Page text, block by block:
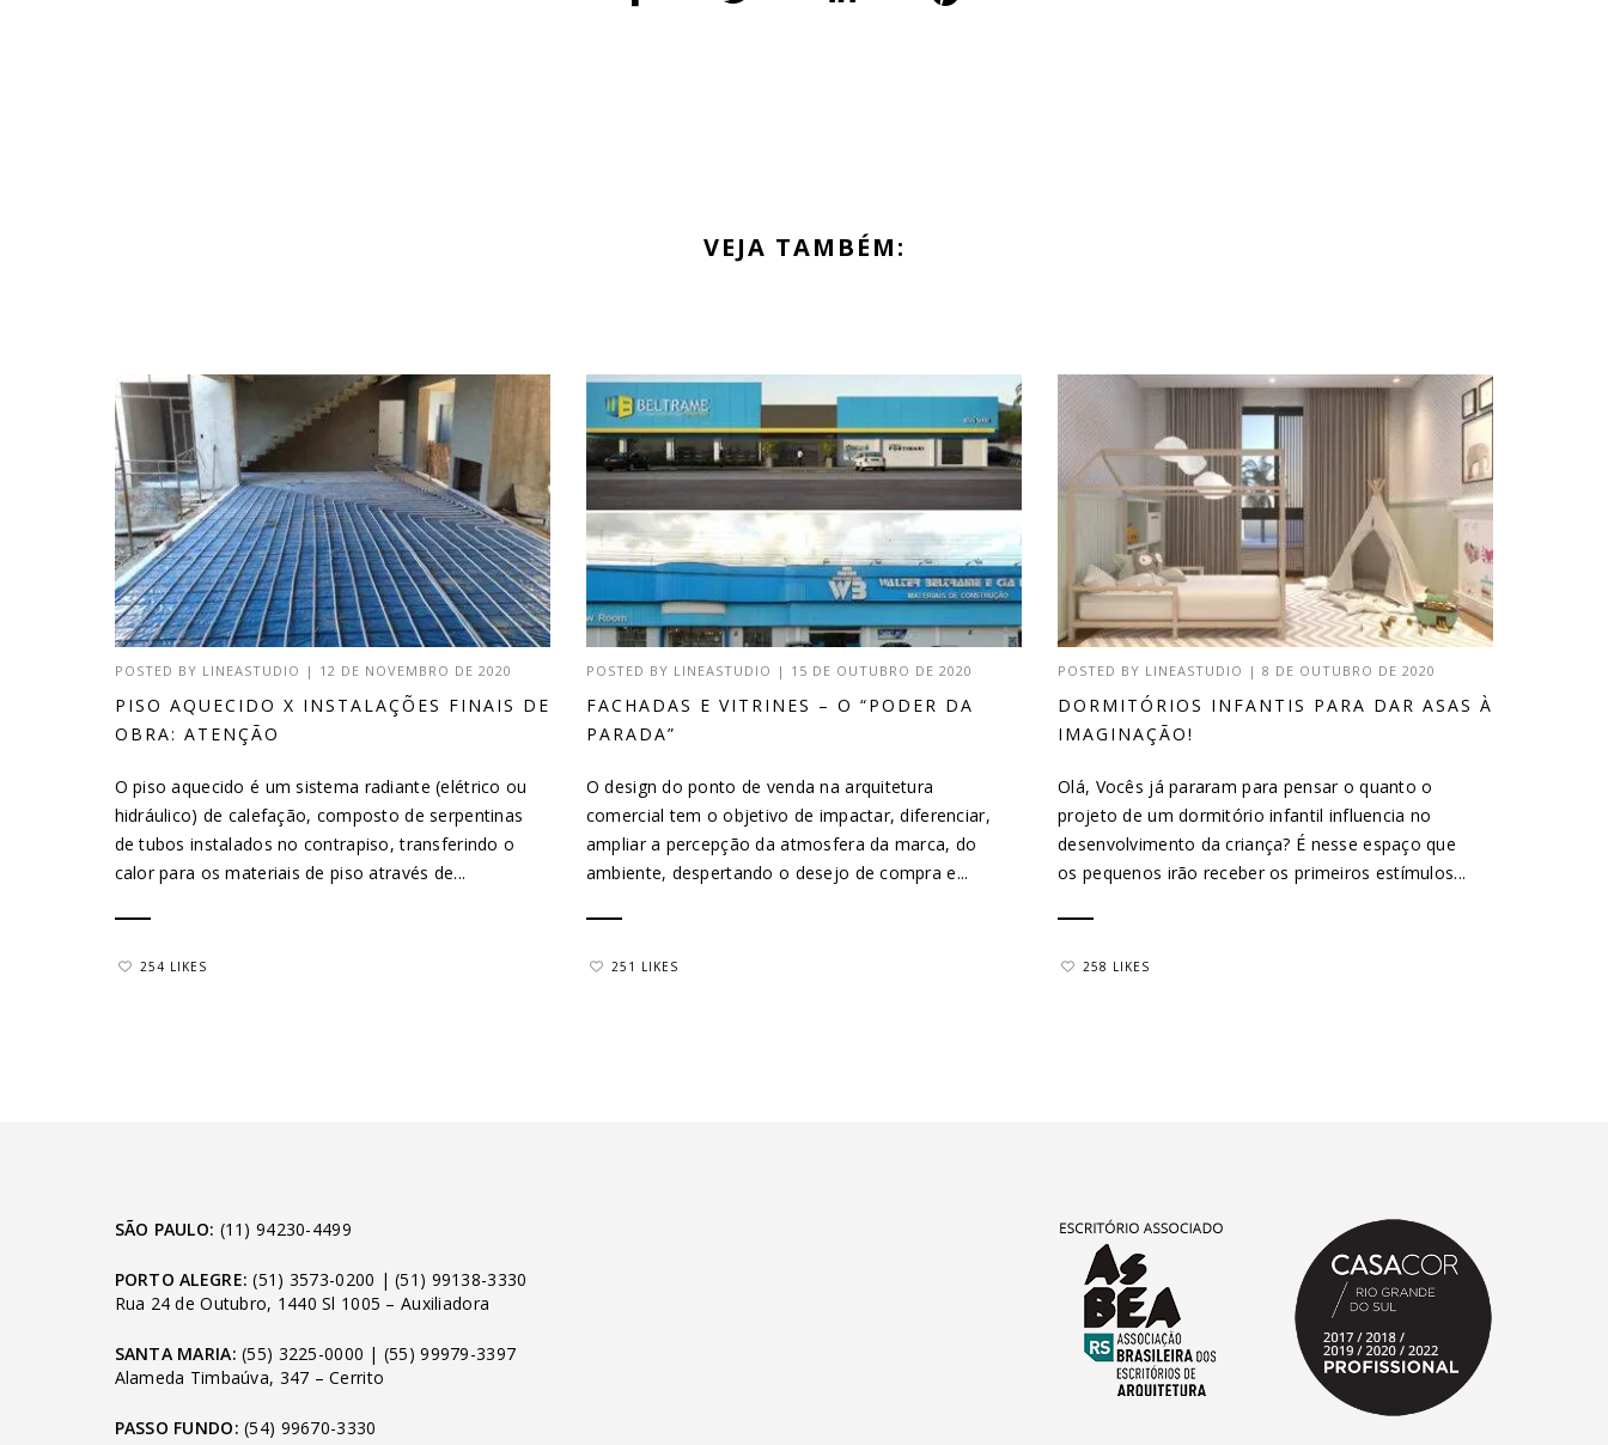
VEJA TAMBÉM:
POSTED BY LINEASTUDIO | 12 DE NOVEMBRO DE 2020
PISO AQUECIDO X INSTALAÇÕES FINAIS DE
OBRA: ATENÇÃO
O piso aquecido é um sistema radiante (elétrico ou
hidráulico) de calefação, composto de serpentinas
de tubos instalados no contrapiso, transferindo o
calor para os materiais de piso através de...
254 LIKES
POSTED BY LINEASTUDIO | 15 DE OUTUBRO DE 2020
FACHADAS E VITRINES – O “PODER DA
PARADA”
O design do ponto de venda na arquitetura
comercial tem o objetivo de impactar, diferenciar,
ampliar a percepção da atmosfera da marca, do
ambiente, despertando o desejo de compra e...
251 LIKES
POSTED BY LINEASTUDIO |8 DE OUTUBRO DE 2020
DORMITÓRIOS INFANTIS PARA DAR ASAS À
IMAGINAÇÃO!
Olá, Vocês já pararam para pensar o quanto o
projeto de um dormitório infantil influencia no
desenvolvimento da criança? É nesse espaço que
os pequenos irão receber os primeiros estímulos...
258 LIKES
SÃO PAULO: (11) 94230-4499
PORTO ALEGRE: (51) 3573-0200 |(51) 99138-3330
Rua 24 de Outubro, 1440 Sl 1005 – Auxiliadora
SANTA MARIA: (55) 3225-0000 | (55) 99979-3397
Alameda Timbaúva, 347 – Cerrito
PASSO FUNDO: (54) 99670-3330